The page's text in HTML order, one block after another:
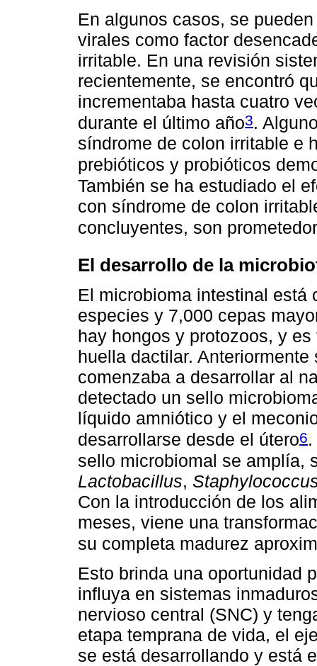
En algunos casos, se
virales como factor
irritable. En una revisión
recientemente, se encontró
incrementaba hasta cuatro
durante el último año3.
síndrome de colon irritable e
prebióticos y probióticos
También se ha estudiado el
con síndrome de colon
concluyentes, son
El desarrollo de la
El microbioma intestinal está
especies y 7,000 cepas
hay hongos y protozoos, y
huella dactilar.
comenzaba a desarrollar al
detectado un sello
líquido amniótico y el
desarrollarse desde el útero6
sello microbiomal se amplía,
Lactobacillus,
Con la introducción de los
meses, viene una
su completa madurez
Esto brinda una oportunidad
influya en sistemas
nervioso central (SNC) y
etapa temprana de vida, el
se está desarrollando y está